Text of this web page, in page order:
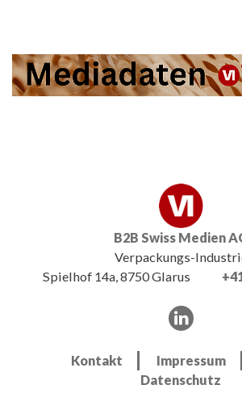
B2B Swiss Medien
Verpackungs-
Spielhof 14a, 8750 Glarus
Kontakt Impressum
Datenschutz